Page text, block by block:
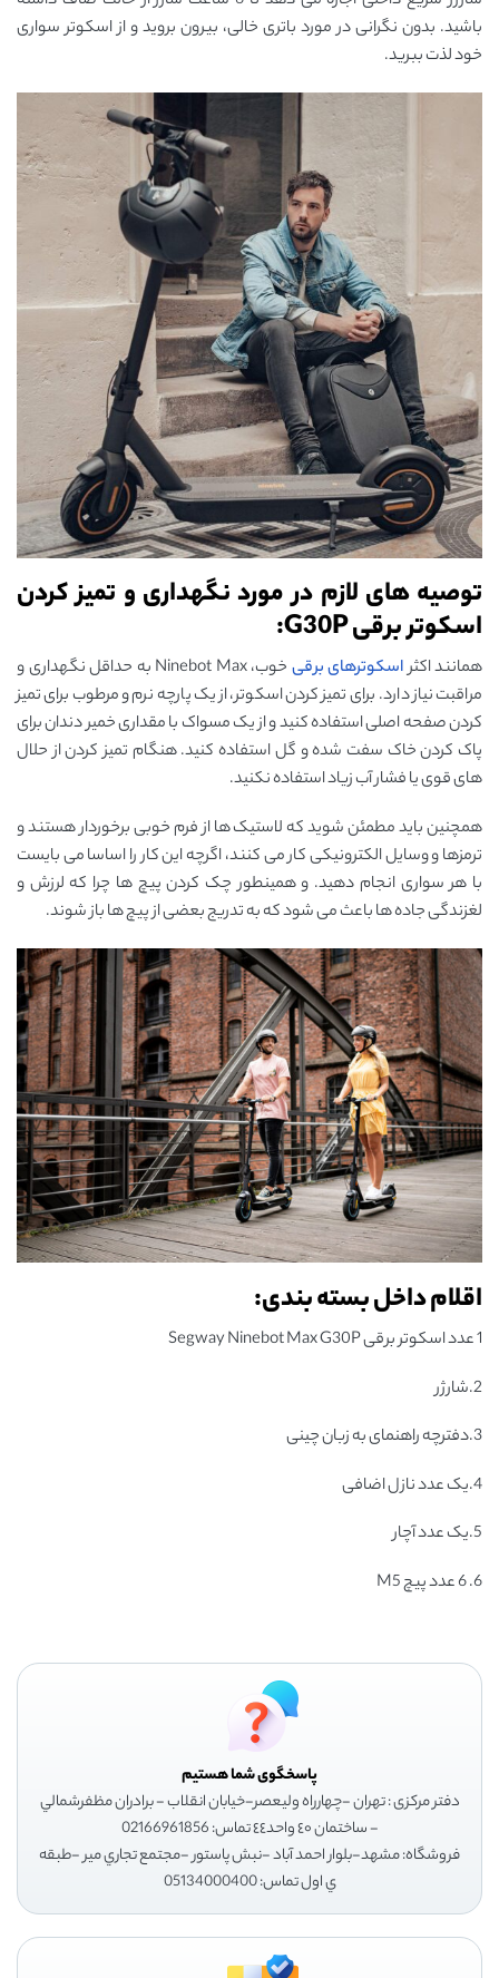
باشید. بدون نگرانی در مورد باتری خالی، بیرون بروید و از اسکوتر سواری
خود لذت ببرید.
توصیه های لازم در مورد نگهداری و تمیز کردن
اسکوتر برقی G30P:
همانند اکثراسکوترهای برقی
خوب، Ninebot Max به حداقل نگهداری و
مراقبت نیاز دارد. برای تمیز کردن اسکوتر، از یک پارچه نرم و مرطوب برای تمیز
کردن صفحه اصلی استفاده کنید و از یک مسواک با مقداری خمیر دندان برای
پاک کردن خاک سفت شده و گل استفاده کنید. هنگام تمیز کردن از حلال
های قوی یا فشار آب زیاد استفاده نکنید.
همچنین باید مطمئن شوید که لاستیک ها از فرم خوبی برخوردار هستند و
ترمزها و وسایل الکترونیکی کار می کنند، اگرچه این کار را اساسا می بایست
با هر سواری انجام دهید. و همینطور چک کردن پیچ ها چرا که لرزش و
لغزندگی جاده ها باعث می شود که به تدریج بعضی از پیچ ها باز شوند.
اقلام داخل بسته بندی:
1 عدد اسکوتر برقی Segway Ninebot Max G30P
2.شارژر
3.دفترچه راهنمای به زبان چینی
4.یک عدد نازل اضافی
5.یک عدد آچار
6. 6 عدد پیچ M5
پاسخگوی شما هستیم
دفتر مرکزی : تهران -چهارراه وليعصر-خيابان انقلاب - برادران مظفرشمالي
- ساختمان ٤٠ واحد٤٤ تماس: 02166961856
فروشگاه: مشهد-بلوار احمد آباد -نبش پاستور -مجتمع تجاري مير -طبقه
ي اول تماس: 05134000400